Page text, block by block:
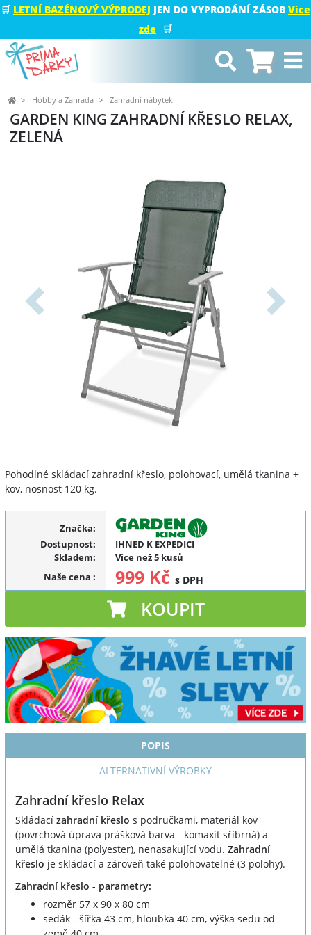
🛒 LETNÍ BAZÉNOVÝ VÝPRODEJ JEN DO VYPRODÁNÍ ZÁSOB Více
zde
🛒
Hobby a Zahrada Zahradní nábytek
GARDEN KING ZAHRADNÍ KŘESLO RELAX,
ZELENÁ
Předchozí Další
Pohodlné skládací zahradní křeslo, polohovací, umělá tkanina +
kov, nosnost 120 kg.
Značka:
Dostupnost:
IHNED K EXPEDICI
Skladem:
Více než 5 kusů
Naše cena : 999 Kč s DPH
KOUPIT
POPIS
ALTERNATIVNÍ VÝROBKY
Zahradní křeslo Relax
Skládací zahradní křeslo s područkami, materiál kov
(povrchová úprava prášková barva - komaxit sříbrná) a
umělá tkanina (polyester), nenasakující vodu. Zahradní
křeslo je skládací a zároveň také polohovatelné (3 polohy).
Zahradní křeslo - parametry:
rozměr 57 x 90 x 80 cm
sedák - šířka 43 cm, hloubka 40 cm, výška sedu od